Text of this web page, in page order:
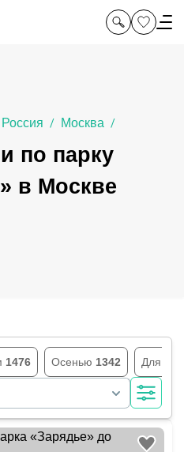
Россия / Москва /
по парку
в Москве
1476 Осенью 1342 Для